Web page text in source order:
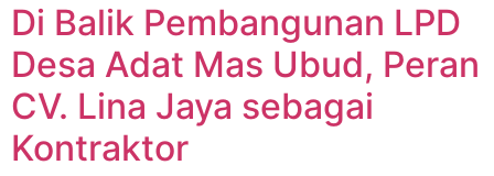
Di Balik Pembangunan LPD
Desa Adat Mas Ubud, Peran
CV. Lina Jaya sebagai
Kontraktor